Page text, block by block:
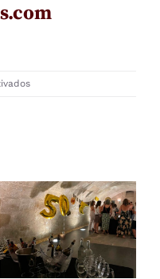
en
celebrar
reuniones
exclusivas,
diferentes
y
seguras